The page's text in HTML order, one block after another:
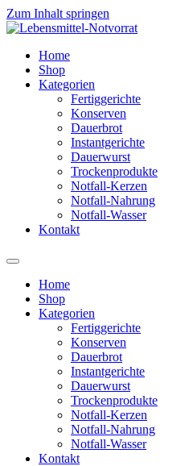
Zum Inhalt springen
Home
Shop
Kategorien
Fertiggerichte
Konserven
Dauerbrot
Instantgerichte
Dauerwurst
Trockenprodukte
Notfall-Kerzen
Notfall-Nahrung
Notfall-Wasser
Kontakt
Home
Shop
Kategorien
Fertiggerichte
Konserven
Dauerbrot
Instantgerichte
Dauerwurst
Trockenprodukte
Notfall-Kerzen
Notfall-Nahrung
Notfall-Wasser
Kontakt